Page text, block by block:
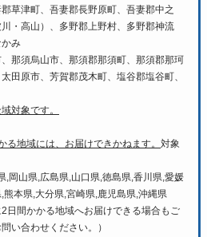
草津町、吾妻郡長野原町、吾妻郡中之
・高山）、多野郡上野村、多野郡神流
み
、那須烏山市、那須郡那須町、那須郡那珂
田原市、芳賀郡茂木町、塩谷郡塩谷町、
対象です。
地域には、お届けできかねます。 対象
,岡山県,広島県,山口県,徳島県,香川県,愛媛
本県,大分県,宮崎県,鹿児島県,沖縄県
2日間かかる地域へお届けできる場合もご
い合わせください。）